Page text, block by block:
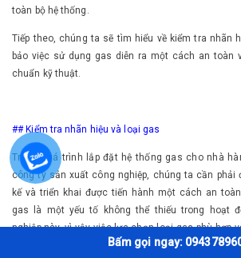
toàn bộ hệ thống.
Tiếp theo, chúng ta sẽ tìm hiểu về kiểm tra nhãn
bảo việc sử dụng gas diễn ra một cách an toàn
chuẩn kỹ thuật.
## Kiểm tra nhãn hiệu và loại gas
Trong quá trình lắp đặt hệ thống gas cho nhà
công ty sản xuất công nghiệp, chúng ta cần phải
kế và triển khai được tiến hành một cách an
gas là một yếu tố không thể thiếu trong hoạt
nghiệp này, vì vậy việc lựa chọn loại gas phù hợp
trở thành một vấn đề quan trọng.
Bấm gọi ngay: